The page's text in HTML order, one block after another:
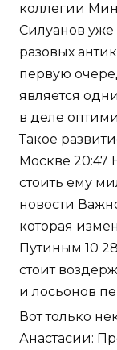
коллегии
Силуанов уже
разовых
первую
является
в деле
Такое
Москве 20:47
стоить ему
новости
которая
Путиным 10
стоит
и лосьонов
Вот только
Анастасии: